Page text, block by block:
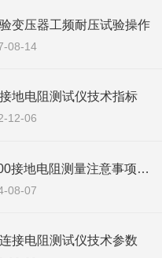
变压器工频耐压试验操作
08-14
地电阻测试仪技术指标
12-06
SX-3100接地电阻测量注意事项及干扰消除措施
08-07
接电阻测试仪技术参数